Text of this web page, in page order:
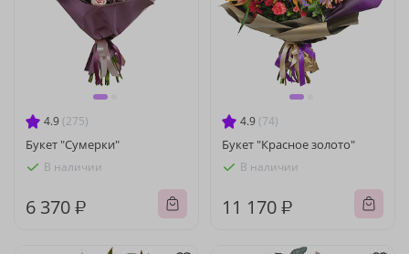
4.9 (275)
Букет "Сумерки"
В наличии
6 370 ₽
4.9 (74)
Букет "Красное золото"
В наличии
11 170 ₽